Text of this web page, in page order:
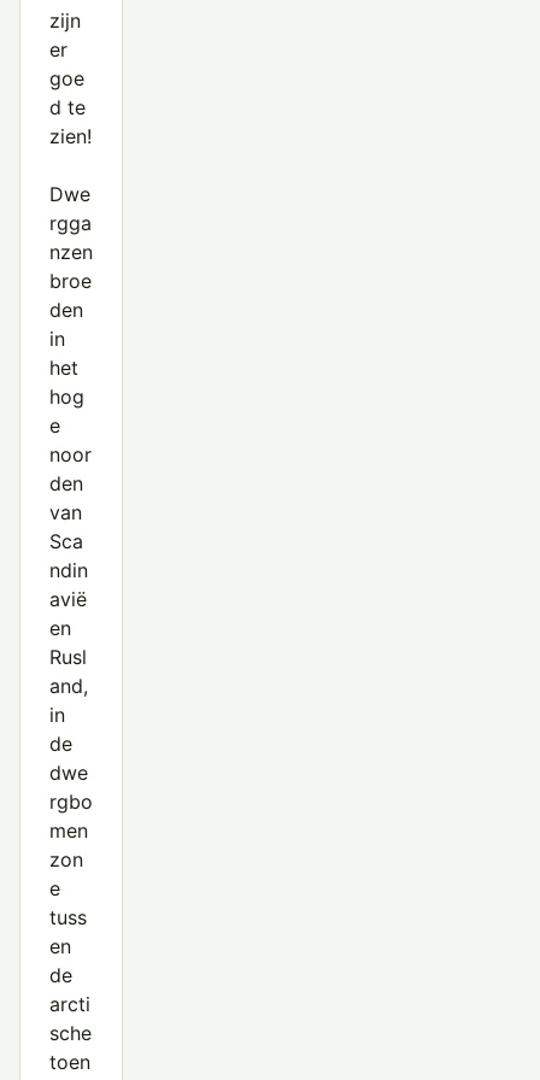
zijn
er
goe
d te
zien!
Dwe
rgga
nzen
broe
den
in
het
hog
e
noor
den
van
Sca
ndin
avië
en
Rusl
and,
in
de
dwe
rgbo
men
zon
e
tuss
en
de
arcti
sche
toen